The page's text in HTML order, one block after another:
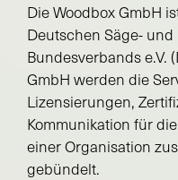
Die Woodbox GmbH
Deutschen Säge-
Bundesverbands e.V.
GmbH werden die
Lizensierungen,
Kommunikation für
einer Organisation
gebündelt.